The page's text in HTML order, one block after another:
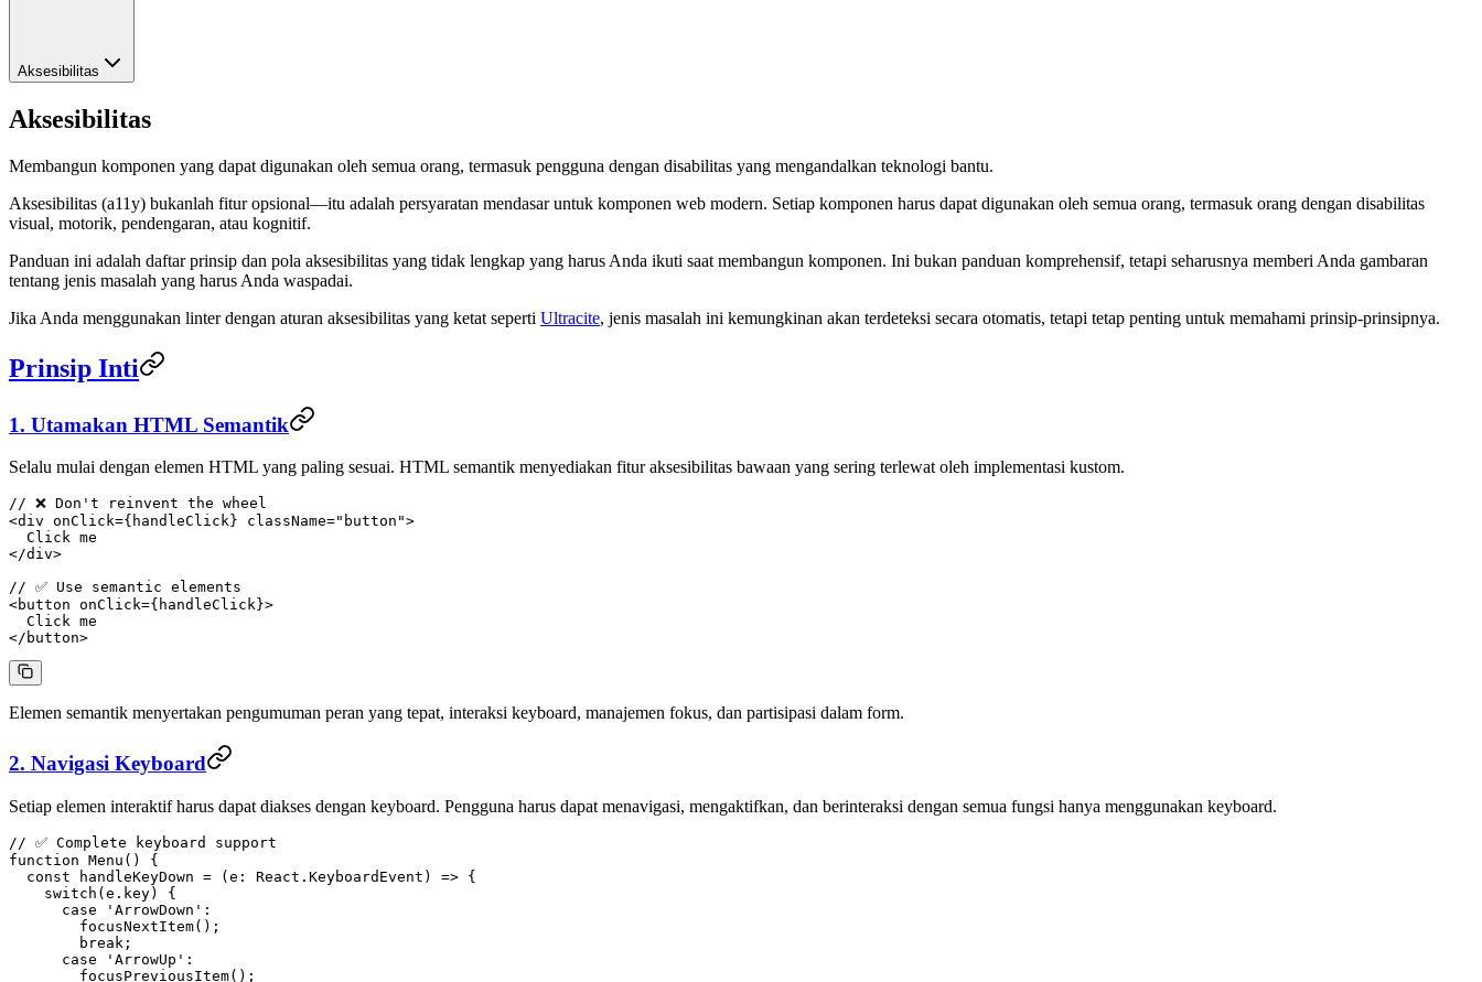
Aksesibilitas
Aksesibilitas
Membangun komponen yang dapat digunakan oleh semua orang, termasuk pengguna dengan disabilitas yang mengandalkan teknologi bantu.
Aksesibilitas (a11y) bukanlah fitur opsional—itu adalah persyaratan mendasar untuk komponen web modern. Setiap komponen harus dapat digunakan oleh semua orang, termasuk orang dengan disabilitas
visual, motorik, pendengaran, atau kognitif.
Panduan ini adalah daftar prinsip dan pola aksesibilitas yang tidak lengkap yang harus Anda ikuti saat membangun komponen. Ini bukan panduan komprehensif, tetapi seharusnya memberi Anda gambaran
tentang jenis masalah yang harus Anda waspadai.
Jika Anda menggunakan linter dengan aturan aksesibilitas yang ketat seperti Ultracite, jenis masalah ini kemungkinan akan terdeteksi secara otomatis, tetapi tetap penting untuk memahami prinsip-prinsipnya.
Prinsip Inti
1. Utamakan HTML Semantik
Selalu mulai dengan elemen HTML yang paling sesuai. HTML semantik menyediakan fitur aksesibilitas bawaan yang sering terlewat oleh implementasi kustom.
// ❌ Don't reinvent the wheel
<div onClick={handleClick} className="button">
  Click me
</div>
// ✅ Use semantic elements
<button onClick={handleClick}>
  Click me
</ button>
Elemen semantik menyertakan pengumuman peran yang tepat, interaksi keyboard, manajemen fokus, dan partisipasi dalam form.
2. Navigasi Keyboard
Setiap elemen interaktif harus dapat diakses dengan keyboard. Pengguna harus dapat menavigasi, mengaktifkan, dan berinteraksi dengan semua fungsi hanya menggunakan keyboard.
// ✅ Complete keyboard support
function Menu () {
  const
handleKeyDown = ( e : React . KeyboardEvent ) => {
    switch
(e.key) {
      case
'ArrowDown' :
        focusNextItem
();
        break
;
      case
'ArrowUp' :
        focusPreviousItem
();